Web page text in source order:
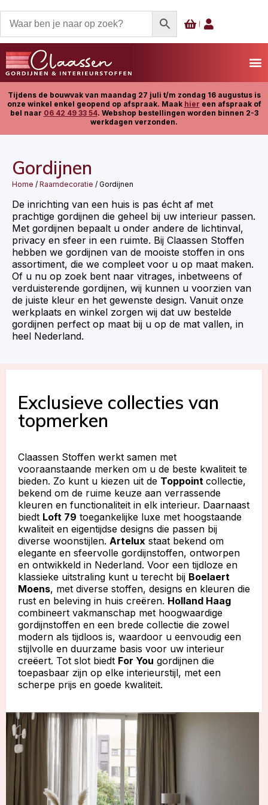
Tijdens de bouwvak van maandag 27 juli t/m zondag 16 augustus is
onze winkel enkel geopend op afspraak. Maak hier een afspraak of
bel naar 06 42 49 33 54. Webshop bestellingen worden binnen 2-3
werkdagen verzonden.
Gordijnen
Home / Raamdecoratie / Gordijnen
De inrichting van een huis is pas écht af met
prachtige gordijnen die geheel bij uw interieur passen.
Met gordijnen bepaalt u onder andere de lichtinval,
privacy en sfeer in een ruimte. Bij Claassen Stoffen
hebben we gordijnen van de mooiste stoffen in ons
assortiment, die we compleet voor u op maat maken.
Of u nu op zoek bent naar vitrages, inbetweens of
verduisterende gordijnen, wij kunnen u voorzien van
de juiste kleur en het gewenste design. Vanuit onze
werkplaats en winkel zorgen wij dat uw bestelde
gordijnen perfect op maat bij u op de mat vallen, in
heel Nederland.
Exclusieve collecties van
topmerken
Claassen Stoffen werkt samen met
vooraanstaande merken om u de beste kwaliteit te
bieden. Zo kunt u kiezen uit de Toppoint collectie,
bekend om de ruime keuze aan verrassende
kleuren en functionaliteit in elk interieur. Daarnaast
biedt Loft 79 toegankelijke luxe met hoogstaande
kwaliteit en eigentijdse designs die passen bij
diverse woonstijlen. Artelux staat bekend om
elegante en sfeervolle gordijnstoffen, ontworpen
en ontwikkeld in Nederland. Voor een tijdloze en
klassieke uitstraling kunt u terecht bij Boelaert
Moens, met diverse stoffen, designs en kleuren die
rust en beleving in huis creëren. Holland Haag
combineert vakmanschap met hoogwaardige
gordijnstoffen en een brede collectie die zowel
modern als tijdloos is, waardoor u eenvoudig een
stijlvolle en duurzame basis voor uw interieur
creëert. Tot slot biedt For You gordijnen die
toepasbaar zijn op elke interieurstijl, met een
scherpe prijs en goede kwaliteit.